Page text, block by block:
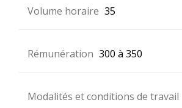
Volume horaire 35
Rémunération 300 à 350
Modalités et conditions de travail